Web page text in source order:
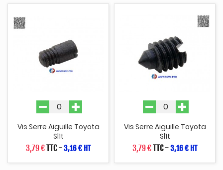
Vis Serre Aiguille Toyota
Sl1t
3,79 €TTC-3,16 € HT
Vis Serre Aiguille Toyota
Sl1t
3,79 €TTC-3,16 € HT